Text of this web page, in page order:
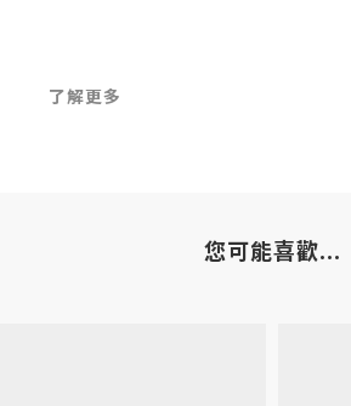
了解更多
您可能喜歡...